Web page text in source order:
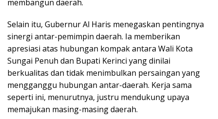
membangun daerah.
Selain itu, Gubernur Al Haris menegaskan pentingnya
sinergi antar-pemimpin daerah. Ia memberikan
apresiasi atas hubungan kompak antara Wali Kota
Sungai Penuh dan Bupati Kerinci yang dinilai
berkualitas dan tidak menimbulkan persaingan yang
mengganggu hubungan antar-daerah. Kerja sama
seperti ini, menurutnya, justru mendukung upaya
memajukan masing-masing daerah.